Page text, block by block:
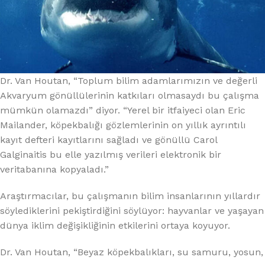
Dr. Van Houtan, “Toplum bilim adamlarımızın ve değerli
Akvaryum gönüllülerinin katkıları olmasaydı bu çalışma
mümkün olamazdı” diyor. “Yerel bir itfaiyeci olan Eric
Mailander, köpekbalığı gözlemlerinin on yıllık ayrıntılı
kayıt defteri kayıtlarını sağladı ve gönüllü Carol
Galginaitis bu elle yazılmış verileri elektronik bir
veritabanına kopyaladı.”
Araştırmacılar, bu çalışmanın bilim insanlarının yıllardır
söylediklerini pekiştirdiğini söylüyor: hayvanlar ve yaşayan
dünya iklim değişikliğinin etkilerini ortaya koyuyor.
Dr. Van Houtan, “Beyaz köpekbalıkları, su samuru, yosun,